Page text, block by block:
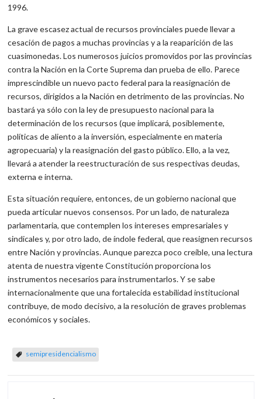
1996.
La grave escasez actual de recursos provinciales puede llevar a
cesación de pagos a muchas provincias y a la reaparición de las
cuasimonedas. Los numerosos juicios promovidos por las provincias
contra la Nación en la Corte Suprema dan prueba de ello. Parece
imprescindible un nuevo pacto federal para la reasignación de
recursos, dirigidos a la Nación en detrimento de las provincias. No
bastará ya sólo con la ley de presupuesto nacional para la
determinación de los recursos (que implicará, posiblemente,
políticas de aliento a la inversión, especialmente en materia
agropecuaria) y la reasignación del gasto público. Ello, a la vez,
llevará a atender la reestructuración de sus respectivas deudas,
externa e interna.
Esta situación requiere, entonces, de un gobierno nacional que
pueda articular nuevos consensos. Por un lado, de naturaleza
parlamentaria, que contemplen los intereses empresariales y
sindicales y, por otro lado, de índole federal, que reasignen recursos
entre Nación y provincias. Aunque parezca poco creíble, una lectura
atenta de nuestra vigente Constitución proporciona los
instrumentos necesarios para instrumentarlos. Y se sabe
internacionalmente que una fortalecida estabilidad institucional
contribuye, de modo decisivo, a la resolución de graves problemas
económicos y sociales.
semipresidencialismo